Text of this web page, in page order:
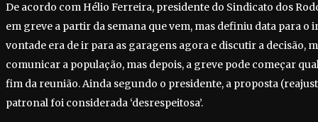
De acordo com Hélio Ferreira, presidente do Sindicato dos
em greve a partir da semana que vem, mas definiu data para o
vontade era de ir para as garagens agora e discutir a decisão,
comunicar a população, mas depois, a greve pode começar
fim da reunião. Ainda segundo o presidente, a proposta
patronal foi considerada ‘desrespeitosa’.